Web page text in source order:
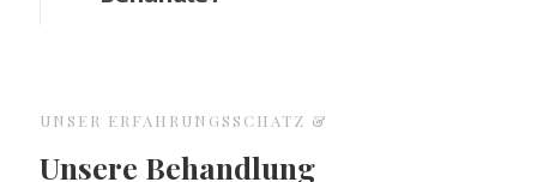
UNSER ERFAHRUNGSSCHATZ &
Unsere Behandlung